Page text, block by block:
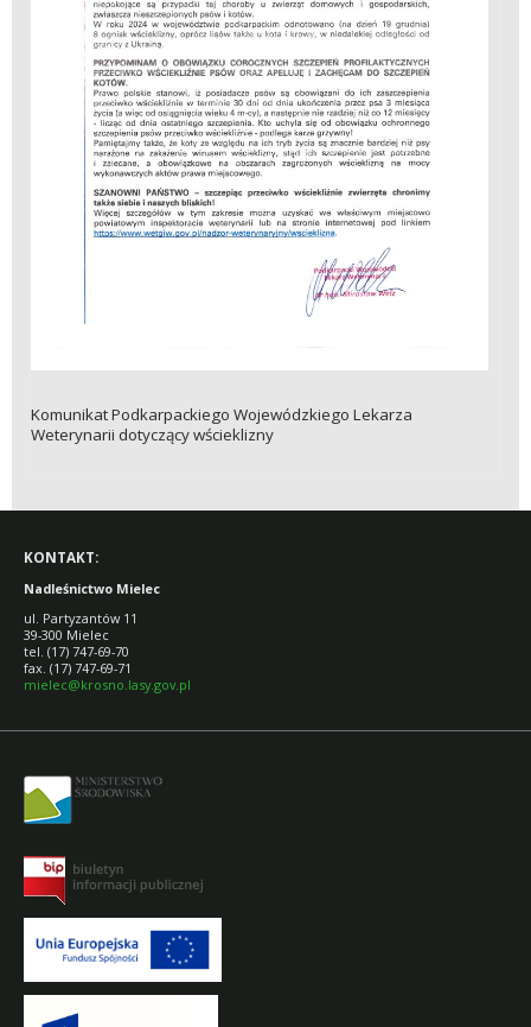
Komunikat Podkarpackiego Wojewódzkiego Lekarza
Weterynarii dotyczący wścieklizny
KONTAKT:
Nadleśnictwo Mielec
ul. Partyzantów 11
39-300 Mielec
tel. (17) 747-69-70
fax. (17) 747-69-71
mielec@krosno.lasy.gov.pl